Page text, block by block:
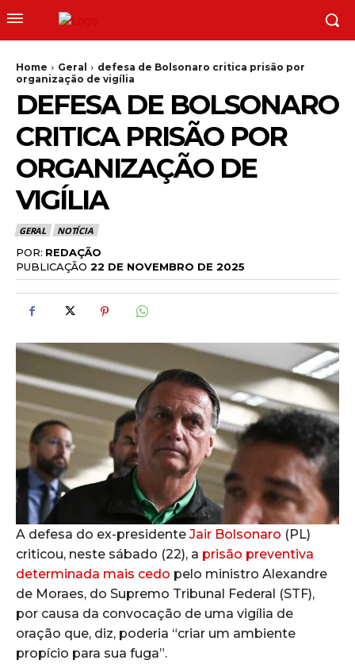
Home Geral
defesa de Bolsonaro critica prisão por
organização de vigília
DEFESA DE BOLSONARO
CRITICA PRISÃO POR
ORGANIZAÇÃO DE
VIGÍLIA
GERAL NOTÍCIA
POR: REDAÇÃO
PUBLICAÇÃO 22 DE NOVEMBRO DE 2025
A defesa do ex-presidente Jair Bolsonaro (PL)
criticou, neste sábado (22), a prisão preventiva
determinada mais cedo pelo ministro Alexandre
de Moraes, do Supremo Tribunal Federal (STF),
por causa da convocação de uma vigília de
oração que, diz, poderia “criar um ambiente
propício para sua fuga”.